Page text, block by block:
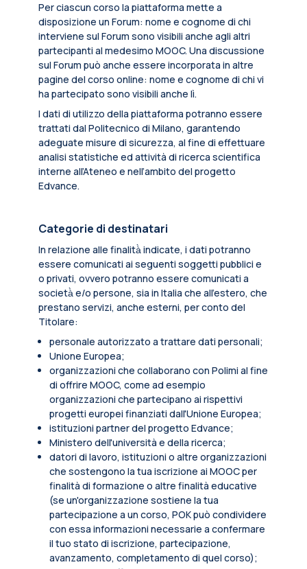
Per ciascun corso la piattaforma mette a
disposizione un Forum: nome e cognome di chi
interviene sul Forum sono visibili anche agli altri
partecipanti al medesimo MOOC. Una discussione
sul Forum può anche essere incorporata in altre
pagine del corso online: nome e cognome di chi vi
ha partecipato sono visibili anche lì.
I dati di utilizzo della piattaforma potranno essere
trattati dal Politecnico di Milano, garantendo
adeguate misure di sicurezza, al fine di effettuare
analisi statistiche ed attività di ricerca scientifica
interne all’Ateneo e nell’ambito del progetto
Edvance.
Categorie di destinatari
In relazione alle finalità̀ indicate, i dati potranno
essere comunicati ai seguenti soggetti pubblici e
o privati, ovvero potranno essere comunicati a
società̀ e/o persone, sia in Italia che all’estero, che
prestano servizi, anche esterni, per conto del
Titolare:
personale autorizzato a trattare dati personali;
Unione Europea;
organizzazioni che collaborano con Polimi al fine
di offrire MOOC, come ad esempio
organizzazioni che partecipano ai rispettivi
progetti europei finanziati dall'Unione Europea;
istituzioni partner del progetto Edvance;
Ministero dell'università e della ricerca;
datori di lavoro, istituzioni o altre organizzazioni
che sostengono la tua iscrizione ai MOOC per
finalità di formazione o altre finalità educative
(se un'organizzazione sostiene la tua
partecipazione a un corso, POK può condividere
con essa informazioni necessarie a confermare
il tuo stato di iscrizione, partecipazione,
avanzamento, completamento di quel corso);